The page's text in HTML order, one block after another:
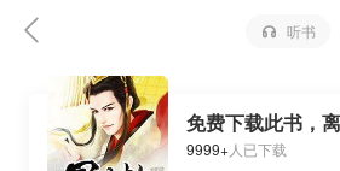
听书
免费下载此书，
9999+人已下载